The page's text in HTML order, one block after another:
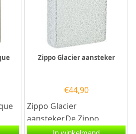
een
Zippo Glacier aansteker
€44,90
Zippo Glacier
aansteker.De Zippo
Glacier aansteker heeft